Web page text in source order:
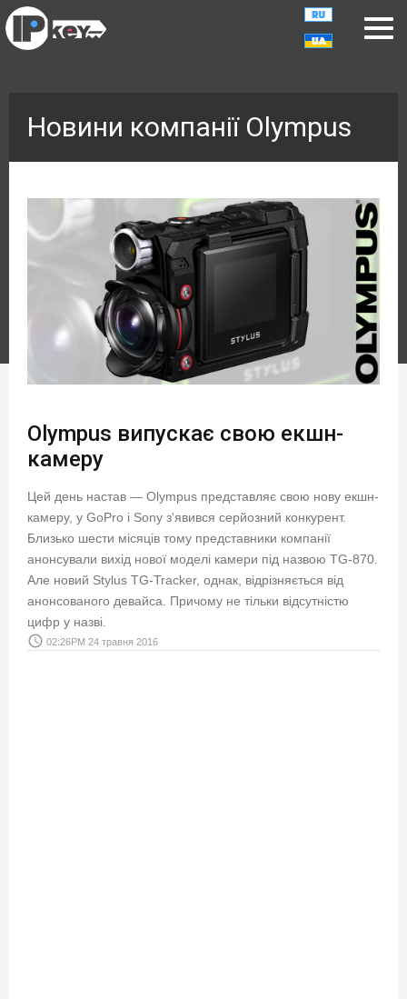
Новини компанії Olympus
Olympus випускає свою екшн-
камеру
Цей день настав — Olympus представляє свою нову екшн-
камеру, у GoPro і Sony з'явився серйозний конкурент.
Близько шести місяців тому представники компанії
анонсували вихід нової моделі камери під назвою TG-870.
Але новий Stylus TG-Tracker, однак, відрізняється від
анонсованого девайса. Причому не тільки відсутністю
цифр у назві.
access_time 02:26PM 24 травня 2016